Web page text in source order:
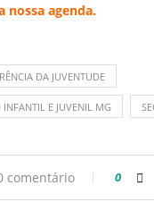
nossa agenda.
DA JUVENTUDE
E JUVENIL MG
comentário 0